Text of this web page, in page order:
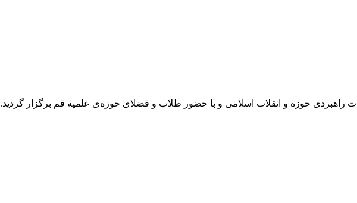
حوزه و انقلاب اسلامی و با حضور طلاب و فضلای حوزه‌ی علمیه قم برگزار گردید.